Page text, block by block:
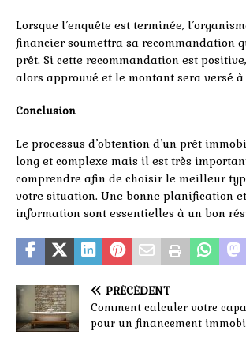
Lorsque l’enquête est terminée,
financier soumettra sa recommandation
prêt. Si cette recommandation est
alors approuvé et le montant sera versé à
Conclusion
Le processus d’obtention d’un prêt
long et complexe mais il est très
comprendre afin de choisir le meilleur
votre situation. Une bonne planification
information sont essentielles à un bon
PRÉCÉDENT
Comment calculer votre
pour un financement